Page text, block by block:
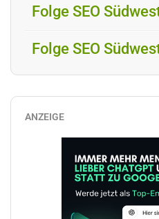
Folge SEO
Folge SEO
ANZEIGE